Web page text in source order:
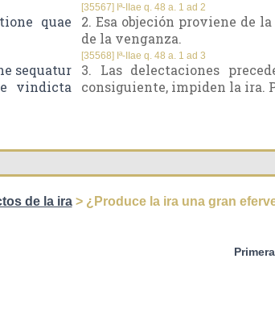
quae
[35567] Iª-IIae q. 48 a. 1 ad 2
2. Esa objeción proviene de
de la venganza.
sequatur
vindicta
[35568] Iª-IIae q. 48 a. 1 ad 3
3. Las delectaciones
consiguiente, impiden la ira.
de la ira> ¿Produce la ira una gran